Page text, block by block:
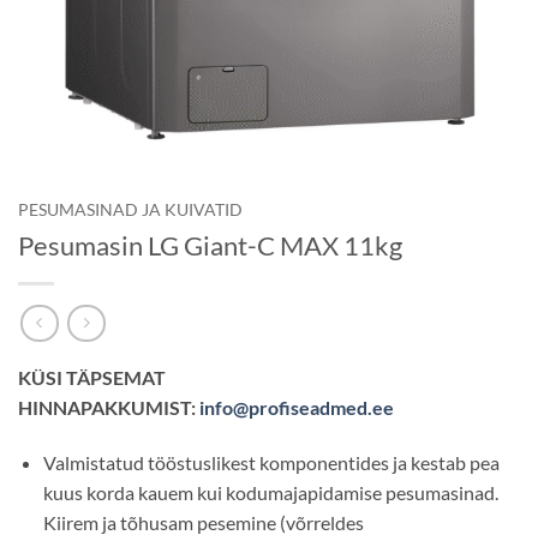
PESUMASINAD JA KUIVATID
Pesumasin LG Giant-C MAX 11kg
KÜSI TÄPSEMAT
HINNAPAKKUMIST: info@profiseadmed.ee
Valmistatud tööstuslikest komponentides ja kestab pea
kuus korda kauem kui kodumajapidamise pesumasinad.
Kiirem ja tõhusam pesemine (võrreldes